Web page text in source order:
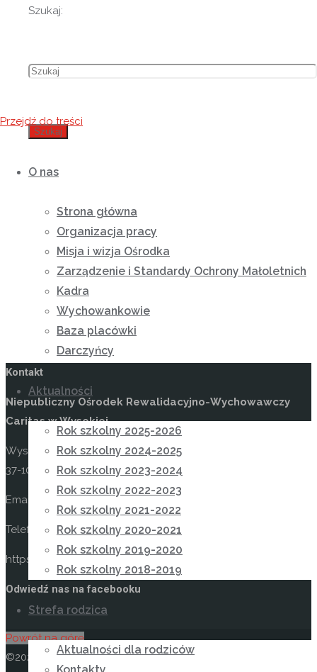
Szukaj:
Szukaj
Przejdź do treści
O nas
Strona główna
Organizacja pracy
Misja i wizja Ośrodka
Zarządzenie i Standardy Ochrony Małoletnich
Kadra
Wychowankowie
Baza placówki
Darczyńcy
Aktualności
Rok szkolny 2025-2026
Rok szkolny 2024-2025
Rok szkolny 2023-2024
Rok szkolny 2022-2023
Rok szkolny 2021-2022
Rok szkolny 2020-2021
Rok szkolny 2019-2020
Rok szkolny 2018-2019
Strefa rodzica
Aktualności dla rodziców
Kontakt
Niepubliczny Ośrodek Rewalidacyjno-Wychowawczy
Caritas w Wysokiej
Wysoka 49
37-100 Łańcut
Email: kontakt@osrodekwysoka.pl
Telefon: (17) 22 58 055
https://osrodekwysoka.pl
Odwiedź nas na facebooku
Powrót na górę
©2026 Niepubliczny Ośrodek Rewalidacyjno-